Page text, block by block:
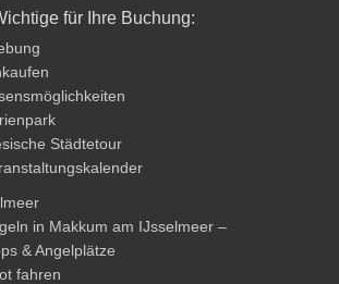
für Ihre Buchung:
Städtetour
in Makkum am IJsselmeer –
& Angelplätze
fahren